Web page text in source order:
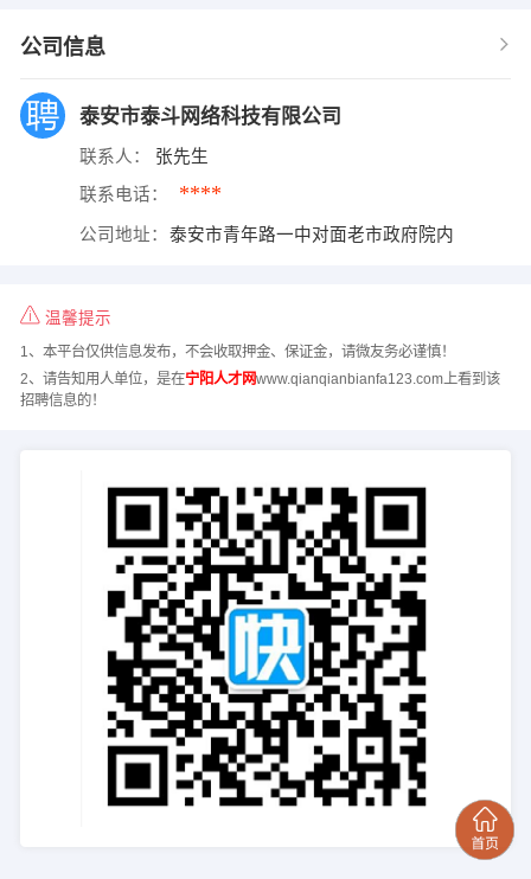
公司信息
泰安市泰斗网络科技有限公司
联系人： 张先生
联系电话： ****
公司地址： 泰安市青年路一中对面老市政府院内
温馨提示
1、本平台仅供信息发布，不会收取押金、保证金，请微友务必谨慎！
2、请告知用人单位，是在宁阳人才网www.qianqianbianfa123.com上看到该
招聘信息的！